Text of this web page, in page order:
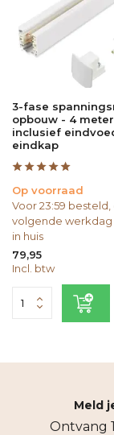
3-fase
opbouw - 4
inclusief
eindkap
Op voorraad
Voor 23:59 besteld,
volgende werkdag
in huis
79,95
Incl. btw
Meld
Ontvang